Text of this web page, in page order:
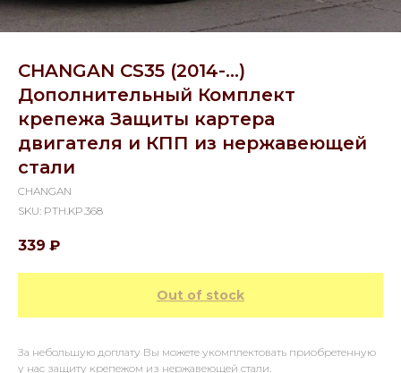
CHANGAN CS35 (2014-...)
Дополнительный Комплект
крепежа Защиты картера
двигателя и КПП из нержавеющей
стали
CHANGAN
SKU: PTH.KP.368
339 ₽
Out of stock
За небольшую доплату Вы можете укомплектовать приобретенную
у нас защиту крепежом из нержавеющей стали.